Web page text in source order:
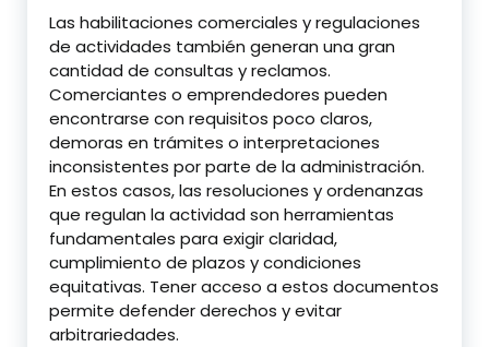
Las habilitaciones comerciales y regulaciones
de actividades también generan una gran
cantidad de consultas y reclamos.
Comerciantes o emprendedores pueden
encontrarse con requisitos poco claros,
demoras en trámites o interpretaciones
inconsistentes por parte de la administración.
En estos casos, las resoluciones y ordenanzas
que regulan la actividad son herramientas
fundamentales para exigir claridad,
cumplimiento de plazos y condiciones
equitativas. Tener acceso a estos documentos
permite defender derechos y evitar
arbitrariedades.